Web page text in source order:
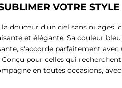
VOTRE STYLE
douceur d'un ciel sans nuages,
et élégante. Sa couleur
s'accorde parfaitement avec
Conçu pour celles qui
en toutes occasions,